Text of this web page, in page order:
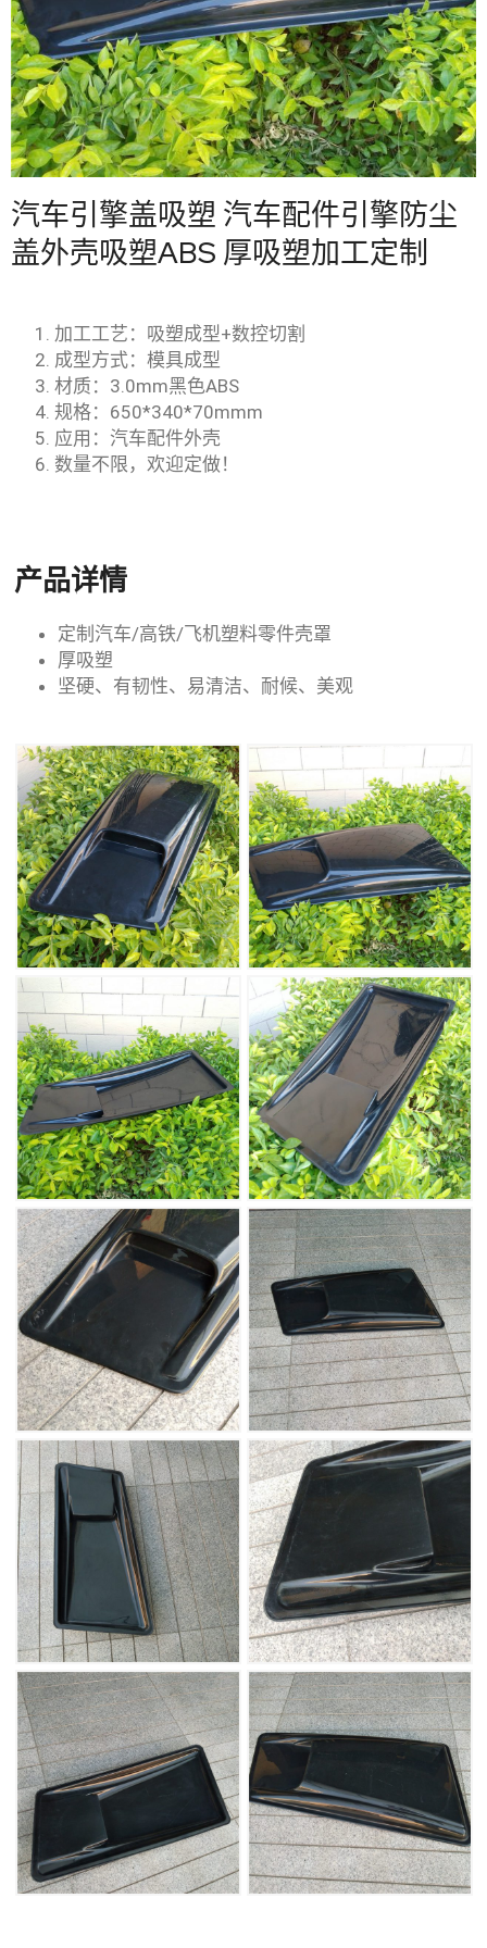
汽车引擎盖吸塑 汽车配件引擎防尘
盖外壳吸塑ABS 厚吸塑加工定制
加工工艺：吸塑成型+数控切割
成型方式：模具成型
材质：3.0mm黑色ABS
规格：650*340*70mmm
应用：汽车配件外壳
数量不限，欢迎定做！
产品详情
定制汽车/高铁/飞机塑料零件壳罩
厚吸塑
坚硬、有韧性、易清洁、耐候、美观